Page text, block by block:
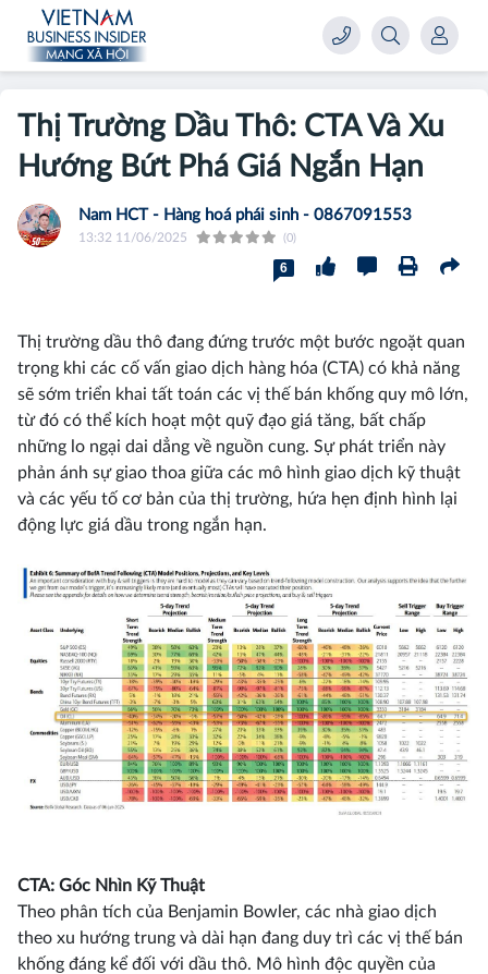
Thị Trường Dầu Thô: CTA Và Xu
Hướng Bứt Phá Giá Ngắn Hạn
Nam HCT - Hàng hoá phái sinh - 0867091553
13:32 11/06/2025 (0)
6
Thị trường dầu thô đang đứng trước một bước ngoặt quan
trọng khi các cố vấn giao dịch hàng hóa (CTA) có khả năng
sẽ sớm triển khai tất toán các vị thế bán khống quy mô lớn,
từ đó có thể kích hoạt một quỹ đạo giá tăng, bất chấp
những lo ngại dai dẳng về nguồn cung. Sự phát triển này
phản ánh sự giao thoa giữa các mô hình giao dịch kỹ thuật
và các yếu tố cơ bản của thị trường, hứa hẹn định hình lại
động lực giá dầu trong ngắn hạn.
CTA: Góc Nhìn Kỹ Thuật
Theo phân tích của Benjamin Bowler, các nhà giao dịch
theo xu hướng trung và dài hạn đang duy trì các vị thế bán
khống đáng kể đối với dầu thô. Mô hình độc quyền của